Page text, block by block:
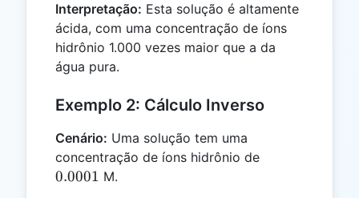
Interpretação: Esta solução é altamente
ácida, com uma concentração de íons
hidrônio 1.000 vezes maior que a da
água pura.
Exemplo 2: Cálculo Inverso
Cenário: Uma solução tem uma
concentração de íons hidrônio de
0.0001 M.